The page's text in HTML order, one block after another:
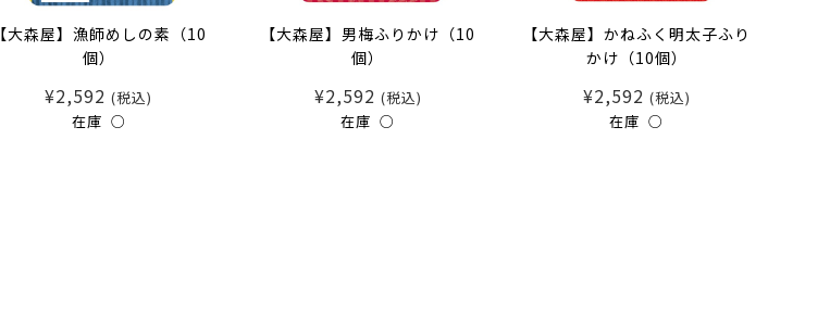
【大森屋】漁師めしの素（10
個）
¥2,592 (税込)
在庫 ○
【大森屋】男梅ふりかけ（10
個）
¥2,592 (税込)
在庫 ○
【大森屋】かねふく明太子ふり
かけ（10個）
¥2,592 (税込)
在庫 ○